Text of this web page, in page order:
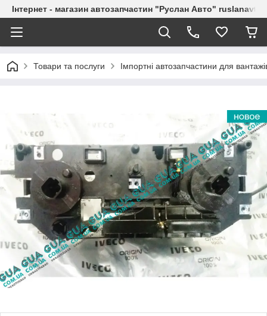
Інтернет - магазин автозапчастин "Руслан Авто"
Товари та послуги Імпортні автозапчастини для